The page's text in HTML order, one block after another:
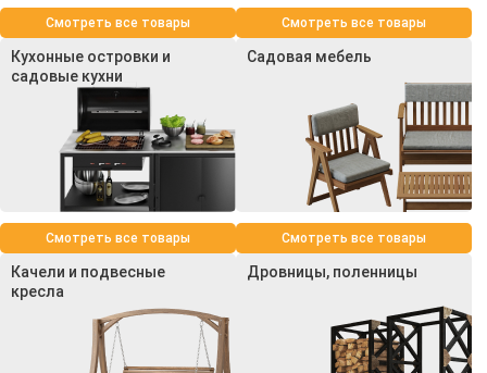
Смотреть все товары Смотреть все товары
Кухонные островки и
садовые кухни
Смотреть все товары
Садовая мебель
Смотреть все товары
Качели и подвесные
кресла
Дровницы, поленницы